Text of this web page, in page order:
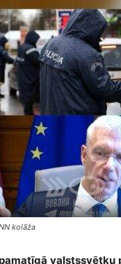
kolāža
valstssvētku